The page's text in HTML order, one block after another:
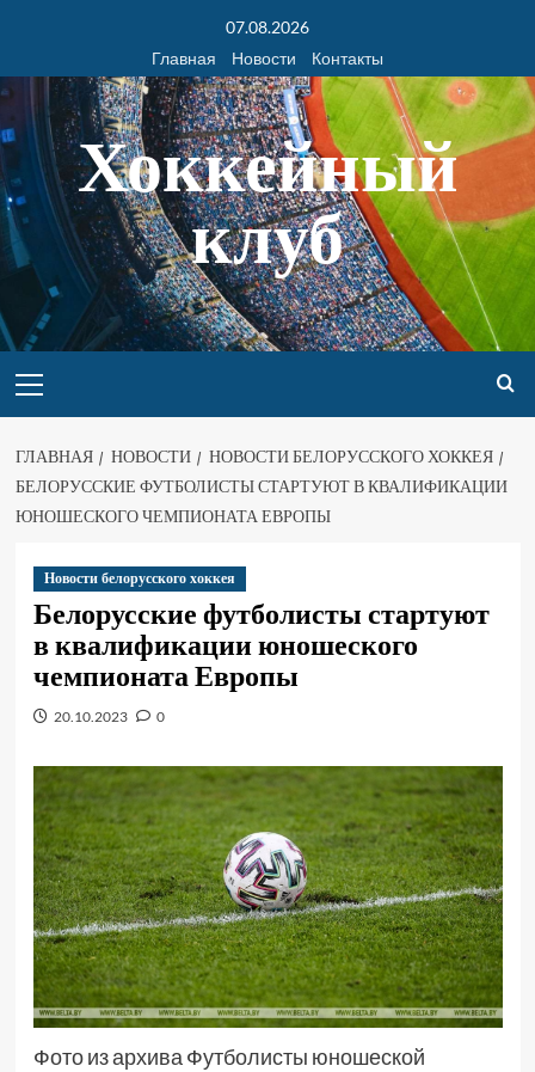
07.08.2026
Главная
Новости Контакты
Хоккейный
клуб
ГЛАВНАЯ НОВОСТИ
НОВОСТИ БЕЛОРУССКОГО ХОККЕЯ
БЕЛОРУССКИЕ ФУТБОЛИСТЫ СТАРТУЮТ В КВАЛИФИКАЦИИ
ЮНОШЕСКОГО ЧЕМПИОНАТА ЕВРОПЫ
Новости белорусского хоккея
Белорусские футболисты стартуют
в квалификации юношеского
чемпионата Европы
20.10.2023 0
Фото из архива Футболисты юношеской